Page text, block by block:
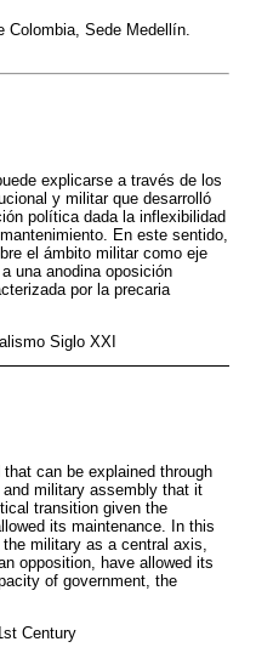
Sede Medellín.
explicarse a través de los
y militar que desarrolló
política dada la inflexibilidad
En este sentido,
el ámbito militar como eje
una anodina oposición
por la precaria
Siglo XXI
can be explained through
military assembly that it
transition given the
its maintenance. In this
military as a central axis,
opposition, have allowed its
of government, the
Century